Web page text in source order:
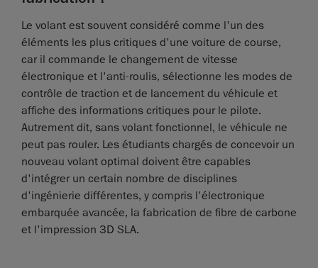
Le volant est souvent considéré comme l'un des
éléments les plus critiques d'une voiture de course,
car il commande le changement de vitesse
électronique et l'anti-roulis, sélectionne les modes de
contrôle de traction et de lancement du véhicule et
affiche des informations critiques pour le pilote.
Autrement dit, sans volant fonctionnel, le véhicule ne
peut pas rouler. Les étudiants chargés de concevoir un
nouveau volant optimal doivent être capables
d'intégrer un certain nombre de disciplines
d'ingénierie différentes, y compris l'électronique
embarquée avancée, la fabrication de fibre de carbone
et l'impression 3D SLA.